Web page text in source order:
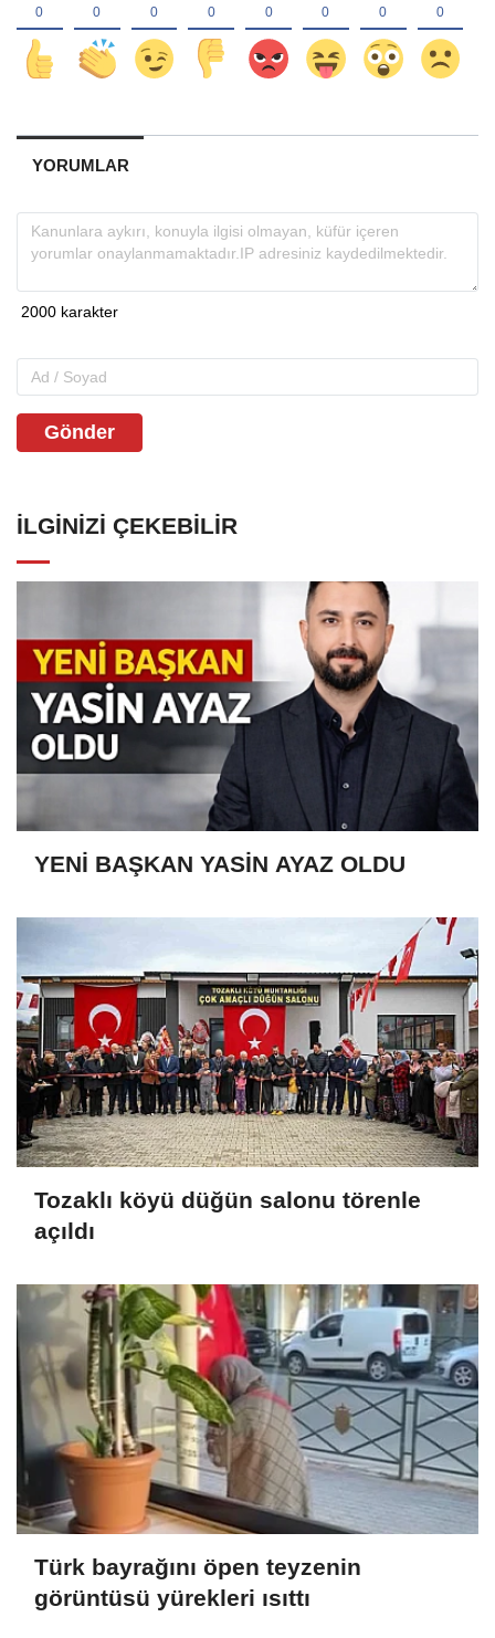
YORUMLAR
Gönder
İLGINIZI ÇEKEBILIR
YENİ BAŞKAN YASİN AYAZ OLDU
Tozaklı köyü düğün salonu törenle
açıldı
Türk bayrağını öpen teyzenin
görüntüsü yürekleri ısıttı